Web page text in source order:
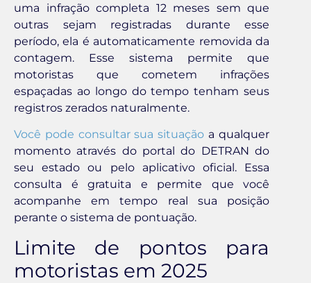
uma infração completa 12 meses sem que
outras sejam registradas durante esse
período, ela é automaticamente removida da
contagem. Esse sistema permite que
motoristas que cometem infrações
espaçadas ao longo do tempo tenham seus
registros zerados naturalmente.
Você pode consultar sua situação a qualquer
momento através do portal do DETRAN do
seu estado ou pelo aplicativo oficial. Essa
consulta é gratuita e permite que você
acompanhe em tempo real sua posição
perante o sistema de pontuação.
Limite de pontos para
motoristas em 2025